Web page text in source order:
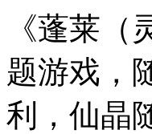
《蓬莱
题游戏，
利，仙晶